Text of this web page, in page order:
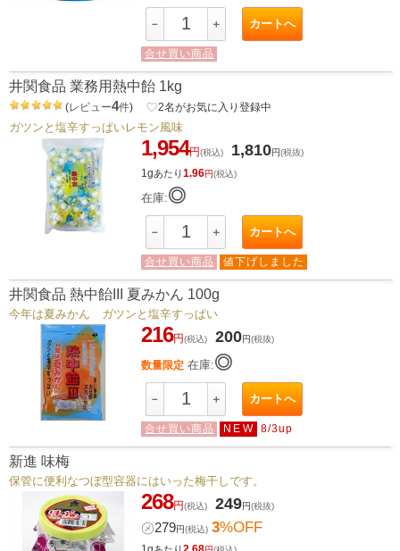
－ ＋ カートへ
合せ買い商品
井関食品 業務用熱中飴 1kg
(レビュー4件) favorite_border2名がお気に入り登録中
ガツンと塩辛すっぱいレモン風味
1,954円(税込) 1,810円(税抜)
1gあたり1.96円(税込)
在庫:◎
－ ＋ カートへ
合せ買い商品 値下げしました
井関食品 熱中飴III 夏みかん 100g
今年は夏みかん ガツンと塩辛すっぱい
216円(税込) 200円(税抜)
数量限定 在庫:◎
－ ＋ カートへ
合せ買い商品 NEW 8/3up
新進 味梅
保管に便利なつぼ型容器にはいった梅干しです。
268円(税込) 249円(税抜)
㋱279円(税込) 3%OFF
あたり